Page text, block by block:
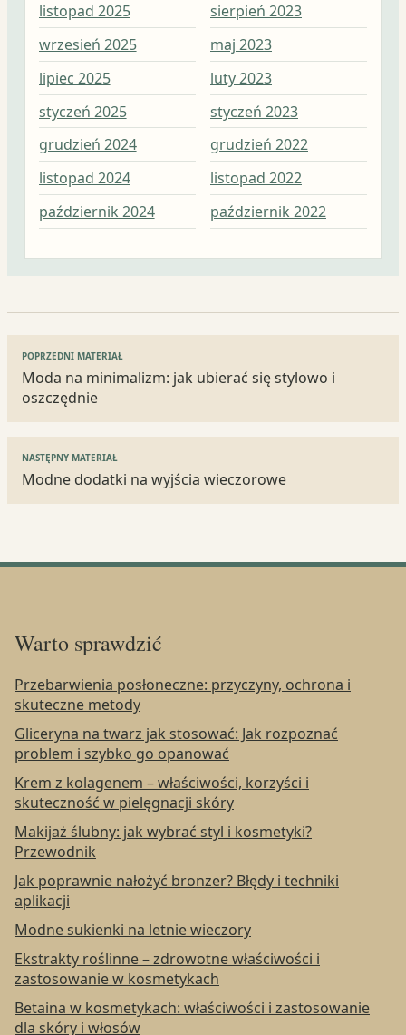
listopad 2025
wrzesień 2025
lipiec 2025
styczeń 2025
grudzień 2024
listopad 2024
październik 2024
sierpień 2023
maj 2023
luty 2023
styczeń 2023
grudzień 2022
listopad 2022
październik 2022
Nawigacja
wpisu
POPRZEDNI MATERIAŁ
Moda na minimalizm: jak ubierać się stylowo i
oszczędnie
NASTĘPNY MATERIAŁ
Modne dodatki na wyjścia wieczorowe
Warto sprawdzić
Przebarwienia posłoneczne: przyczyny, ochrona i
skuteczne metody
Gliceryna na twarz jak stosować: Jak rozpoznać
problem i szybko go opanować
Krem z kolagenem – właściwości, korzyści i
skuteczność w pielęgnacji skóry
Makijaż ślubny: jak wybrać styl i kosmetyki?
Przewodnik
Jak poprawnie nałożyć bronzer? Błędy i techniki
aplikacji
Modne sukienki na letnie wieczory
Ekstrakty roślinne – zdrowotne właściwości i
zastosowanie w kosmetykach
Betaina w kosmetykach: właściwości i zastosowanie
dla skóry i włosów